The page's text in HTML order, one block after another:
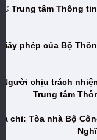
© Trung tâm Thông
phép của Bộ
Người chịu trách
Trung tâm
chỉ: Tòa nhà Bộ